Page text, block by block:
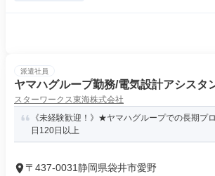
派遣社員
ヤマハグループ勤務/電気設計アシスタ
スターワークス東海株式会社
《未経験歓迎！》★ヤマハグループでの長期プ
日120日以上
〒437-0031静岡県袋井市愛野